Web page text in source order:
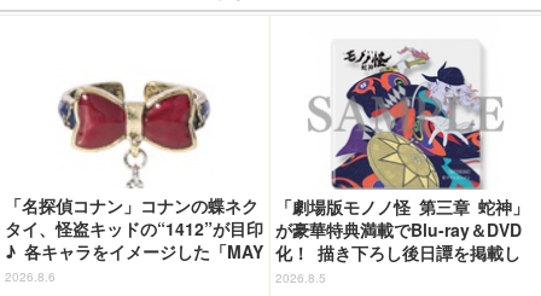
「名探偵コナン」コナンの蝶ネク
タイ、怪盗キッドの“1412”が目印
♪ 各キャラをイメージした「MAY
LA」リングセットがセール中
2026.8.6
「劇場版モノノ怪 第三章 蛇神」
が豪華特典満載でBlu-ray＆DVD
化！ 描き下ろし後日譚を掲載し
たブックレットなど
2026.8.5